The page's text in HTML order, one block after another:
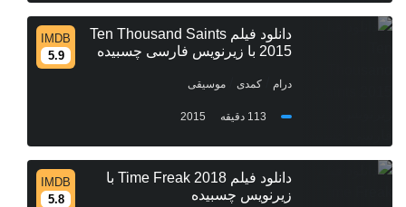
دانلود فیلم Ten Thousand Saints
2015 با زیرنویس فارسی چسبیده
IMDB
5.9
درام کمدی موسیقی
113 دقیقه 2015
دانلود فیلم Time Freak 2018 با
زیرنویس چسبیده
IMDB
5.8